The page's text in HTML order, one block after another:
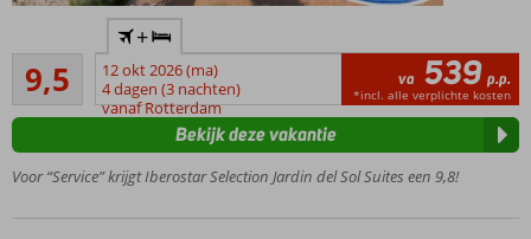
min.
leeftijd
16 jaar
uitzicht
9,5Uitmuntend
8
beoordelingen
+
12 okt 2026 (ma)
4 dagen (3 nachten)
vanaf Rotterdam
va 539 p.p.
*incl. alle verplichte kosten
Voor “Service” krijgt Iberostar Selection Jardin del Sol Suites een 9,8!
Bekijk deze vakantie